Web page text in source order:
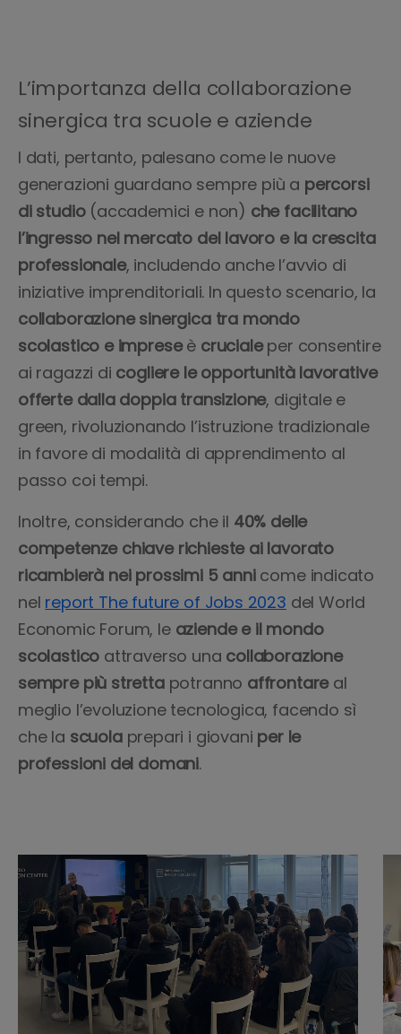
L’importanza della collaborazione
sinergica tra scuole e aziende
I dati, pertanto, palesano come le nuove
generazioni guardano sempre più a percorsi
di studio(accademici e non) che facilitano
l’ingresso nel mercato del lavoro e la crescita
professionale, includendo anche l’avvio di
iniziative imprenditoriali. In questo scenario, la
collaborazione sinergica tra mondo
scolastico e impreseè crucialeper consentire
ai ragazzi di cogliere le opportunità lavorative
offerte dalla doppia transizione, digitale e
green, rivoluzionando l’istruzione tradizionale
in favore di modalità di apprendimento al
passo coi tempi.
Inoltre, considerando che il 40% delle
competenze chiave richieste ai lavorato
ricambierà nei prossimi 5 annicome indicato
nel report The future of Jobs 2023 del World
Economic Forum, le aziende e il mondo
scolastico attraverso una collaborazione
sempre più strettapotranno affrontareal
meglio l’evoluzione tecnologica, facendo sì
che la scuola prepari i giovani per le
professioni del domani.